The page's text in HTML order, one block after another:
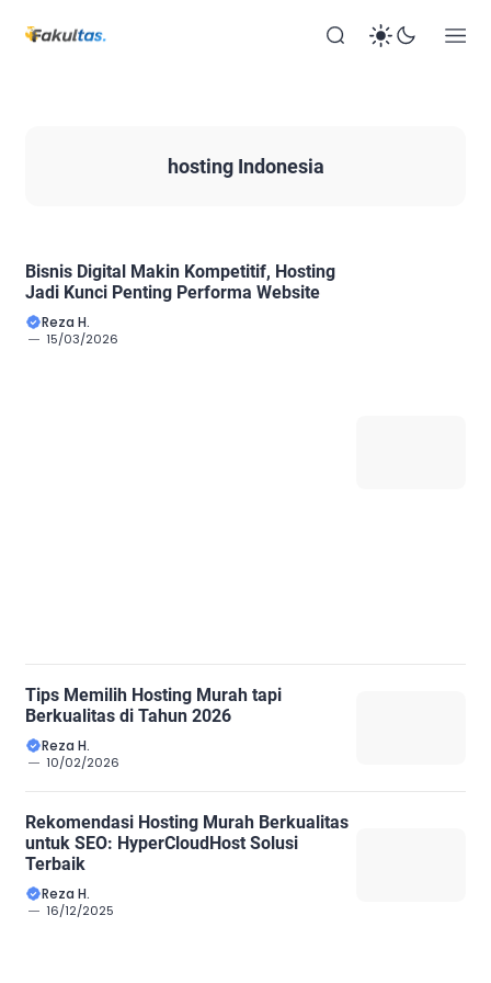
hosting Indonesia
Bisnis Digital Makin Kompetitif, Hosting
Jadi Kunci Penting Performa Website
Reza H.
15/03/2026
Tips Memilih Hosting Murah tapi
Berkualitas di Tahun 2026
Reza H.
10/02/2026
Rekomendasi Hosting Murah Berkualitas
untuk SEO: HyperCloudHost Solusi
Terbaik
Reza H.
16/12/2025